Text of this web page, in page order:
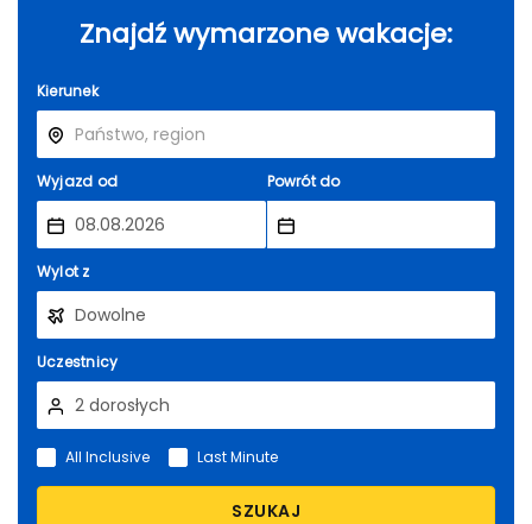
Znajdź wymarzone wakacje:
Kierunek
Wyjazd od Powrót do
Wylot z
Uczestnicy
SZUKAJ
All Inclusive Last Minute